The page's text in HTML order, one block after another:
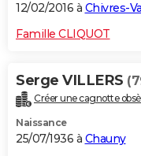
12/02/2016 à Chivres-
Famille CLIQUOT
Serge VILLERS
Créer une cagnotte
Naissance
25/07/1936 à Chauny